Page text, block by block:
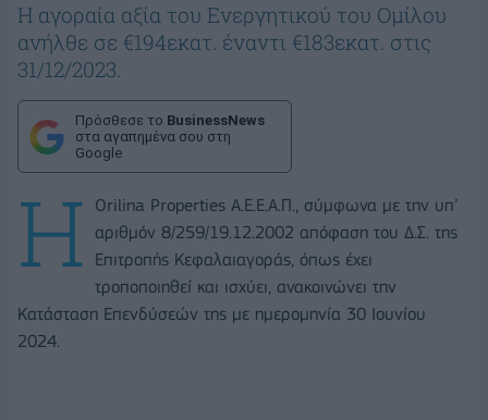
Η αγοραία αξία του Ενεργητικού του Ομίλου
ανήλθε σε €194εκατ. έναντι €183εκατ. στις
31/12/2023.
Πρόσθεσε το BusinessNews
στα αγαπημένα σου στη
Google
Η
Orilina Properties Α.Ε.Ε.Α.Π., σύμφωνα με την υπ’
αριθμόν 8/259/19.12.2002 απόφαση του Δ.Σ. της
Επιτροπής Κεφαλαιαγοράς, όπως έχει
τροποποιηθεί και ισχύει, ανακοινώνει την
Κατάσταση Επενδύσεών της με ημερομηνία 30 Ιουνίου
2024.